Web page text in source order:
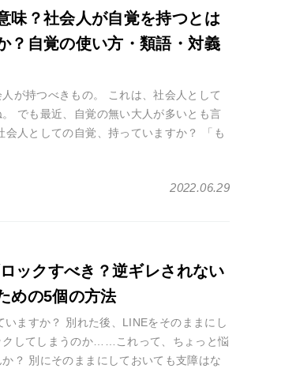
味？社会人が自覚を持つとは
？自覚の使い方・類語・対義
が持つべきもの。 これは、社会人として
でも最近、自覚の無い大人が多いとも言
会人としての自覚、持っていますか？ 「も
2022.06.29
ックすべき？逆ギレされない
めの5個の方法
いますか？ 別れた後、LINEをそのままにし
クしてしまうのか……これって、ちょっと悩
？ 別にそのままにしておいても支障はな